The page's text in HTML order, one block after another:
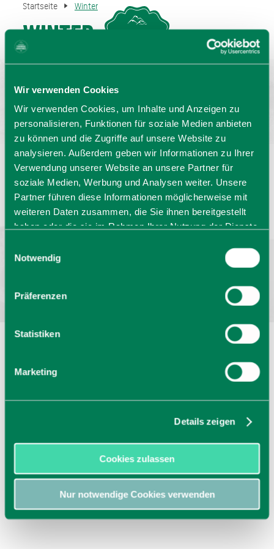
Wir verwenden Cookies
Wir verwenden Cookies, um Inhalte und Anzeigen zu
personalisieren, Funktionen für soziale Medien anbieten
zu können und die Zugriffe auf unsere Website zu
analysieren. Außerdem geben wir Informationen zu Ihrer
Verwendung unserer Website an unsere Partner für
soziale Medien, Werbung und Analysen weiter. Unsere
Partner führen diese Informationen möglicherweise mit
weiteren Daten zusammen, die Sie ihnen bereitgestellt
haben oder die sie im Rahmen Ihrer Nutzung der Dienste
Cookies, wenn Sie unsere Webseite weiterhin nutzen.
Notwendig
Präferenzen
Statistiken
Marketing
Details zeigen
Cookies zulassen
Nur notwendige Cookies verwenden
Startseite Winter
Winter
Sprache wählen:DE EN IT
Barrierefrei reisen Filmregion
Prospekte
Kontakt
Impressum
Datenschutz
Bayern - traditionell anders
GASTGEBERSUCHE